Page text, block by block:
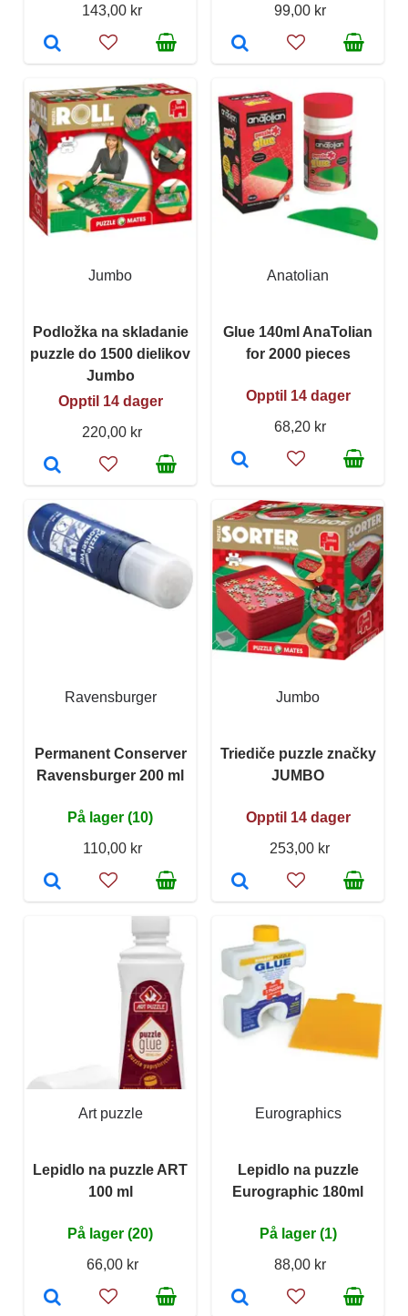
143,00 kr 99,00 kr
Jumbo
Podložka na skladanie
puzzle do 1500 dielikov
Jumbo
Opptil 14 dager
220,00 kr
Anatolian
Glue 140ml AnaTolian
for 2000 pieces
Opptil 14 dager
68,20 kr
Ravensburger
Permanent Conserver
Ravensburger 200 ml
På lager (10)
110,00 kr
Jumbo
Triediče puzzle značky
JUMBO
Opptil 14 dager
253,00 kr
Art puzzle
Lepidlo na puzzle ART
100 ml
På lager (20)
66,00 kr
Eurographics
Lepidlo na puzzle
Eurographic 180ml
På lager (1)
88,00 kr